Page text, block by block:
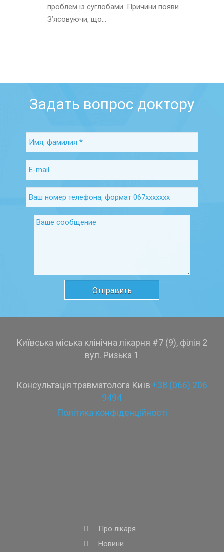
проблем із суглобами. Причини появи
З’ясовуючи, що...
Задать вопрос доктору
Київська міська клінічна лікарня #7 (9), філія 2
вул. Ризька 1
Консультація травматолога Київ +38 (066) 206
9494
Політика конфіденційності
Про лікаря
Новини